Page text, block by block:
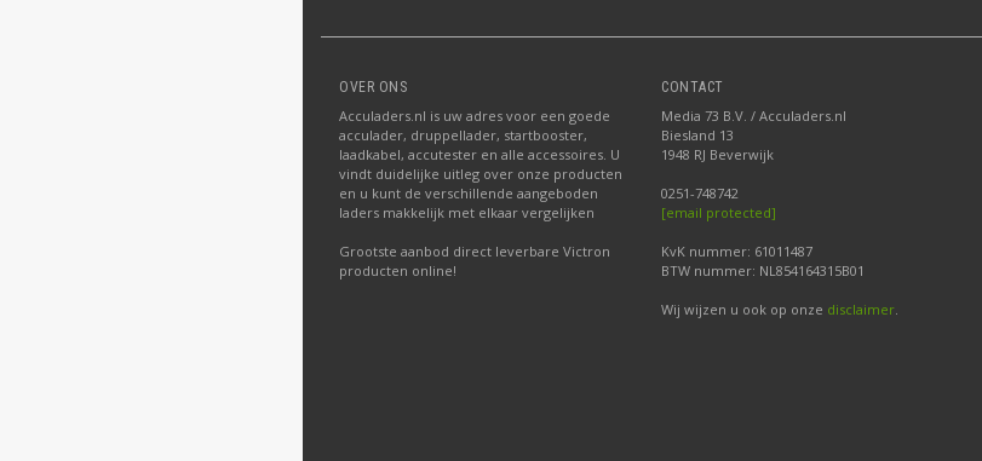
OVER ONS
Acculaders.nl is uw adres voor een goede
acculader, druppellader, startbooster,
laadkabel, accutester en alle accessoires. U
vindt duidelijke uitleg over onze producten
en u kunt de verschillende aangeboden
laders makkelijk met elkaar vergelijken
Grootste aanbod direct leverbare Victron
producten online!
CONTACT
Media 73 B.V. / Acculaders.nl
Biesland 13
1948 RJ Beverwijk
0251-748742
[email protected]
KvK nummer: 61011487
BTW nummer: NL854164315B01
Wij wijzen u ook op onze disclaimer.